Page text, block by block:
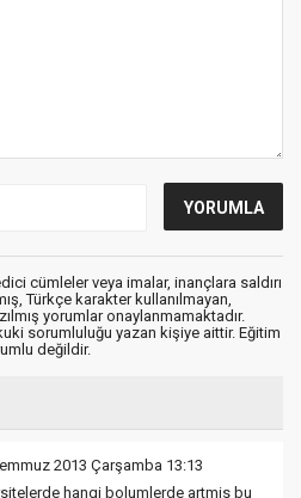
cümleler veya imalar, inançlara saldırı
Türkçe karakter kullanılmayan,
yorumlar onaylanmamaktadır.
sorumluluğu yazan kişiye aittir. Eğitim
değildir.
2013 Çarşamba 13:13
hangi bolumlerde artmis bu